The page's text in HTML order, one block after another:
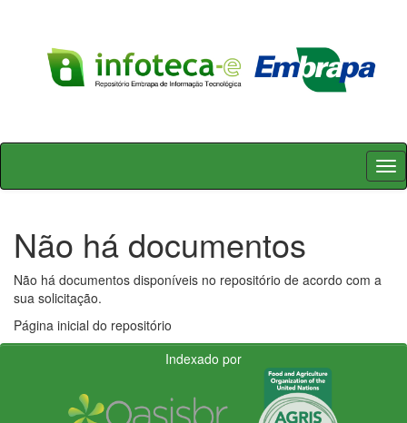
Skip
Não há documentos
Não há documentos disponíveis no repositório de acordo com a
sua solicitação.
Página inicial do repositório
Indexado por